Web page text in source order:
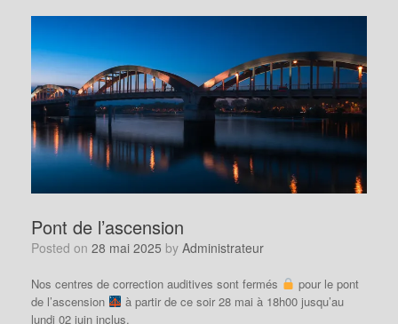
Pont de l’ascension
Posted on 28 mai 2025 by Administrateur
Nos centres de correction auditives sont fermés
pour le pont
de l’ascension
à partir de ce soir 28 mai à 18h00 jusqu’au
lundi 02 juin inclus.